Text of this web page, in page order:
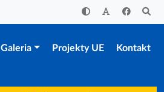
Galeria Projekty UE Kontakt